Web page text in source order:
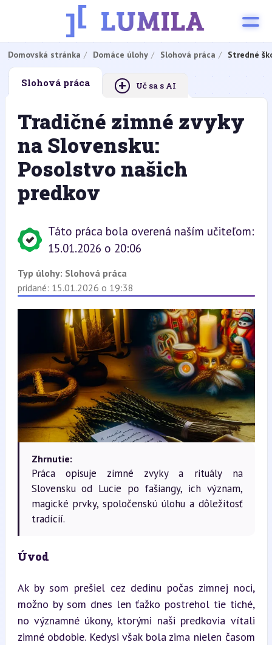
Domovská stránka Domáce úlohy Slohová práca Stredné
Slohová práca + Uč sa s AI
Tradičné zimné zvyky
na Slovensku:
Posolstvo našich
predkov
Táto práca bola overená naším učiteľom:
15.01.2026 o 20:06
Typ úlohy: Slohová práca
pridané: 15.01.2026 o 19:38
Zhrnutie:
Práca opisuje zimné zvyky a rituály na
Slovensku od Lucie po fašiangy, ich význam,
magické prvky, spoločenskú úlohu a dôležitosť
tradícií.
Úvod
Ak by som prešiel cez dedinu počas zimnej noci,
možno by som dnes len ťažko postrehol tie tiché,
no významné úkony, ktorými naši predkovia vítali
zimné obdobie. Kedysi však bola zima nielen časom